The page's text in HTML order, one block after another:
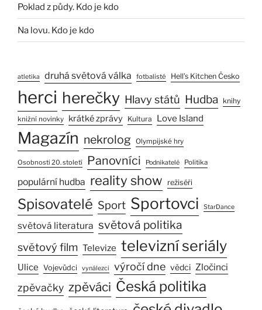
Poklad z půdy. Kdo je kdo
Na lovu. Kdo je kdo
atletika druhá světová válka fotbalisté Hell’s Kitchen Česko
herci herečky Hlavy států Hudba knihy
knižní novinky krátké zprávy Kultura Love Island
Magazín nekrolog Olympijské hry
Osobnosti 20. století Panovníci Podnikatelé Politika
populární hudba reality show režiséři
Spisovatelé Sport Sportovci StarDance
světová literatura světová politika
světový film Televize televizní seriály
Ulice Vojevůdci vynálezci výročí dne vědci Zločinci
zpěvačky zpěváci Česká politika